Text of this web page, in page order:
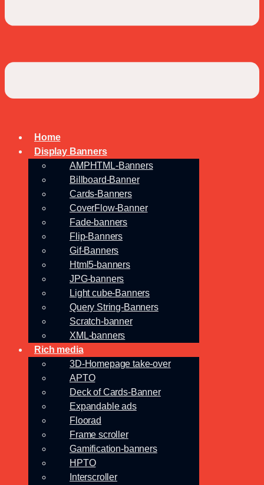
Home
Display Banners
AMPHTML-Banners
Billboard-Banner
Cards-Banners
CoverFlow-Banner
Fade-banners
Flip-Banners
Gif-Banners
Html5-banners
JPG-banners
Light cube-Banners
Query String-Banners
Scratch-banner
XML-banners
Rich media
3D-Homepage take-over
APTO
Deck of Cards-Banner
Expandable ads
Floorad
Frame scroller
Gamification-banners
HPTO
Interscroller